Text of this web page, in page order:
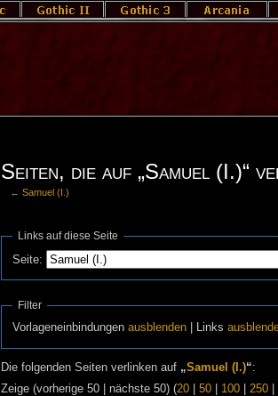
Seiten, die auf „Samuel (I.)“
←Samuel (I.)
Links auf diese Seite
Seite:
Filter
Vorlageneinbindungenausblenden | Links
Die folgenden Seiten verlinken auf „Samuel (I.)“:
Zeige (vorherige 50 | nächste 50) (20| 50| 100| 250|